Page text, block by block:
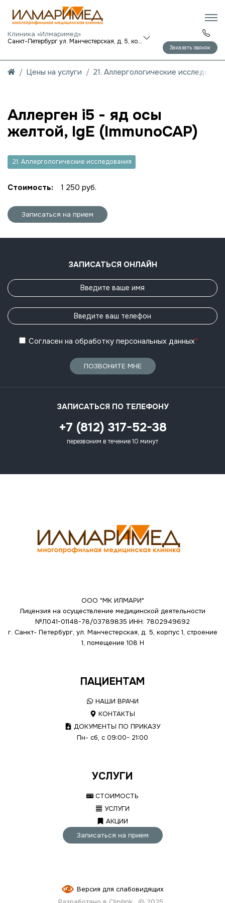
Клиника «Илмаримед»
Санкт-Петербург ул. Манчестерская, д. 5, корп. 1
Заказать звонок
Цены на услуги 21. Аллергологические
Аллерген i5 - яд осы
желтой, IgE (ImmunoCAP)
21. Аллергологические исследования
Стоимость: 1 250 руб.
Записаться на прием
ЗАПИСАТЬСЯ ОНЛАЙН
Согласен на обработку персональных данных*
ПОЗВОНИТЕ МНЕ
ЗАПИСАТЬСЯ ПО ТЕЛЕФОНУ
+7 (812) 317-52-38
перезвоним в течение 10 минут
ООО "МК ИЛМАРИ"
Лицензия на осуществление медицинской деятельности
№Л041-01148-78/03789835 ИНН: 7802949692
г. Санкт- Петербург, ул. Манчестерская, д. 5, корпус 1, строение
1, помещение 108 Н
ПАЦИЕНТАМ
НАШИ ВРАЧИ
КОНТАКТЫ
ДОКУМЕНТЫ ПО ПРИКАЗУ
Пн- сб, с 09:00- 21:00
УСЛУГИ
СТОИМОСТЬ
УСЛУГИ
АКЦИИ
Записаться на прием
Версия для слабовидящих